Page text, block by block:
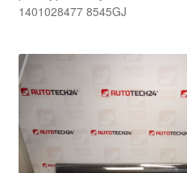
Kontakt
O nas
1401028477 8545GJ